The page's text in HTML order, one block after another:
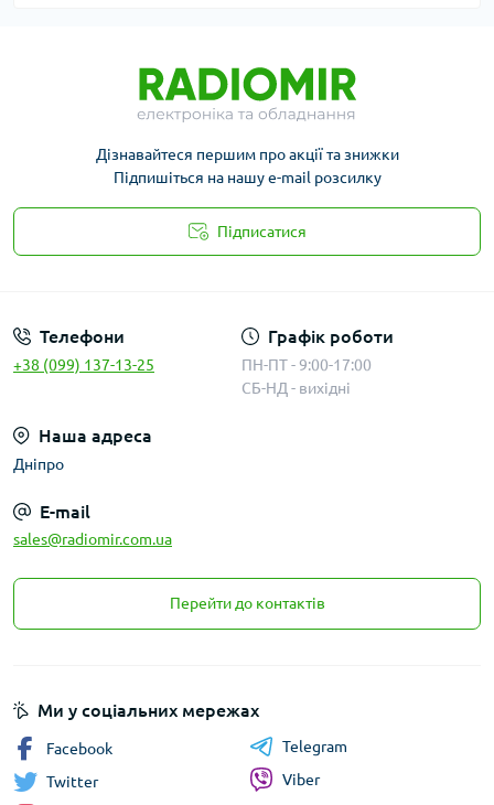
Дізнавайтеся першим про акції та знижки
Підпишіться на нашу e-mail розсилку
Підписатися
Телефони
+38 (099) 137-13-25
Графік роботи
ПН-ПТ - 9:00-17:00
СБ-НД - вихідні
Наша адреса
Дніпро
E-mail
sales@radiomir.com.ua
Перейти до контактів
Ми у соціальних мережах
Facebook
Twitter
Telegram
Viber